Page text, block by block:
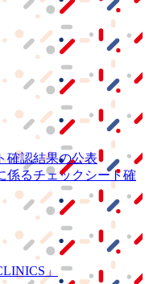
確認結果の公表
係るチェックシート確
」